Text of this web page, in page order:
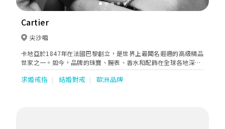
Cartier
尖沙咀
卡地亞於1847年在法國巴黎創立，是世界上最聞名遐邇的高級精品
世家之一。如今，品牌的珠寶、腕表、香水和配飾在全球各地深受
歡迎，這些作品正是精湛工藝、優雅風範和非凡品質的象徵。
求婚戒指 結婚對戒 歐洲品牌